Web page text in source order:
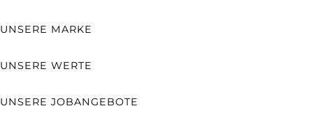
UNSERE MARKE
UNSERE WERTE
UNSERE JOBANGEBOTE